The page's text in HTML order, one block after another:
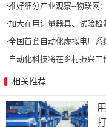
·推好细分产业观察--物联网：2026年中国物联
·加大在用计量器具、试验检测设备的自动化、数字
·全国首套自动化虚拟电厂系统在
· 自动化科技将在乡村振兴工作中大有
相关推荐